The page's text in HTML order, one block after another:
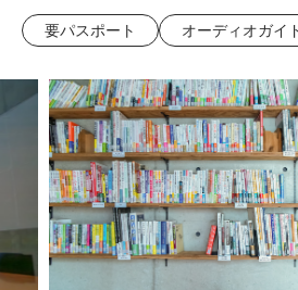
要パスポート オーディオガイ